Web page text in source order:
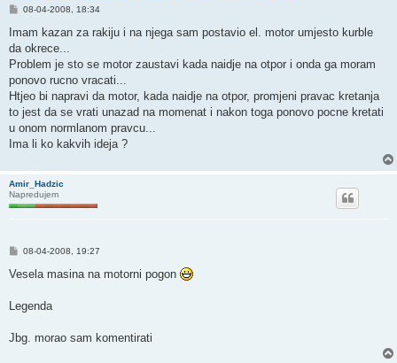
P
s
08-04-2008, 18:34
Imam kazan za rakiju i na njega sam postavio el. motor umjesto kurble
da okrece...
Problem je sto se motor zaustavi kada naidje na otpor i onda ga moram
ponovo rucno vracati...
Htjeo bi napravi da motor, kada naidje na otpor, promjeni pravac kretanja
to jest da se vrati unazad na momenat i nakon toga ponovo pocne kretati
u onom normlanom pravcu...
Ima li ko kakvih ideja ?
Amir_Hadzic
Napredujem
P
s
08-04-2008, 19:27
Vesela masina na motorni pogon
Legenda
Jbg. morao sam komentirati